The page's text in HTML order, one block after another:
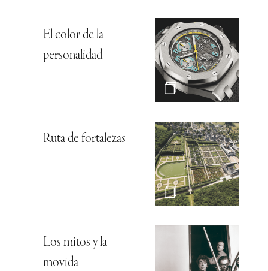
El color de la
personalidad
Ruta de fortalezas
Los mitos y la
movida